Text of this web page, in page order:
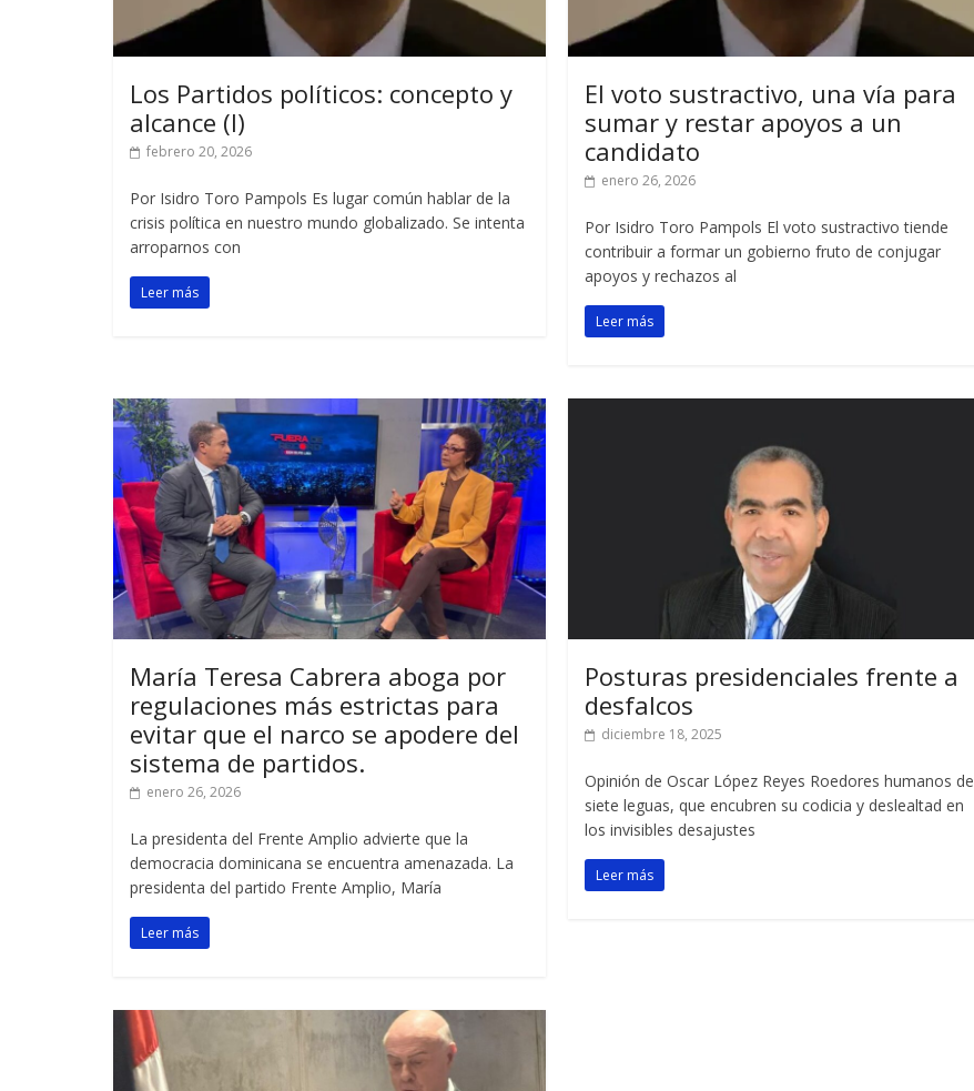
Los Partidos políticos: concepto y
alcance (I)
febrero 20, 2026
Por Isidro Toro Pampols Es lugar común hablar de la
crisis política en nuestro mundo globalizado. Se intenta
arroparnos con
Leer más
El voto sustractivo, una vía para
sumar y restar apoyos a un
candidato
enero 26, 2026
Por Isidro Toro Pampols El voto sustractivo tiende
contribuir a formar un gobierno fruto de conjugar
apoyos y rechazos al
Leer más
María Teresa Cabrera aboga por
regulaciones más estrictas para
evitar que el narco se apodere del
sistema de partidos.
enero 26, 2026
La presidenta del Frente Amplio advierte que la
democracia dominicana se encuentra amenazada. La
presidenta del partido Frente Amplio, María
Leer más
Posturas presidenciales frente a
desfalcos
diciembre 18, 2025
Opinión de Oscar López Reyes Roedores humanos de
siete leguas, que encubren su codicia y deslealtad en
los invisibles desajustes
Leer más